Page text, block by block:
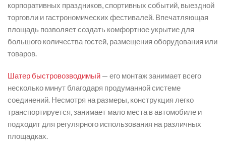
корпоративных праздников, спортивных событий, выездной
торговли и гастрономических фестивалей. Впечатляющая
площадь позволяет создать комфортное укрытие для
большого количества гостей, размещения оборудования или
товаров.
Шатер быстровозводимый — его монтаж занимает всего
несколько минут благодаря продуманной системе
соединений. Несмотря на размеры, конструкция легко
транспортируется, занимает мало места в автомобиле и
подходит для регулярного использования на различных
площадках.